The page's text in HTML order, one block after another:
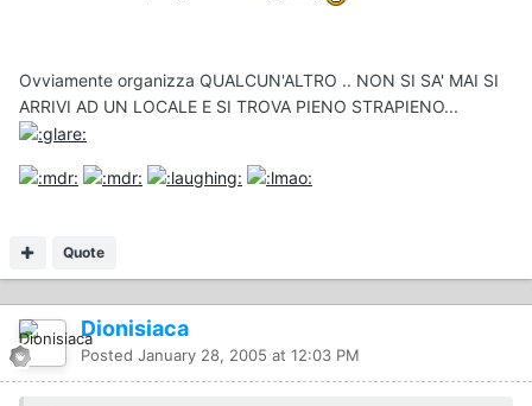
Ovviamente organizza QUALCUN'ALTRO .. NON SI SA' MAI SI
ARRIVI AD UN LOCALE E SI TROVA PIENO STRAPIENO...
Quote
Dionisiaca
Posted January 28, 2005 at 12:03 PM